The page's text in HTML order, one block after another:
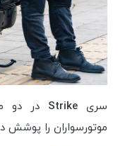
سری Strike
در دو
موتورسواران را پوشش